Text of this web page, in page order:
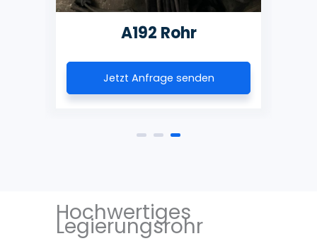
A192 Rohr
Jetzt Anfrage senden
Hochwertiges
Legierungsrohr